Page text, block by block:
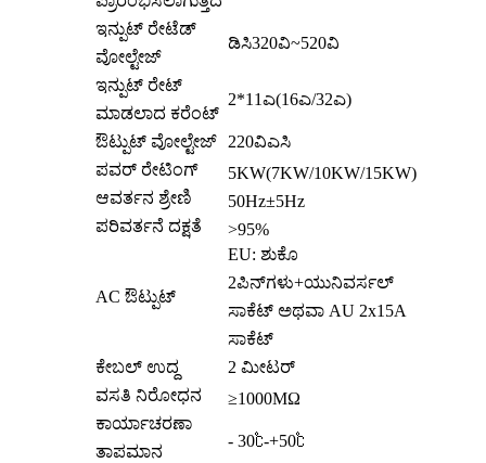
ಇನ್ಪುಟ್ ರೇಟೆಡ್
ವೋಲ್ಟೇಜ್
ಡಿಸಿ320ವಿ~520ವಿ
ಇನ್ಪುಟ್ ರೇಟ್
ಮಾಡಲಾದ ಕರೆಂಟ್
2*11ಎ(16ಎ/32ಎ)
ಔಟ್ಪುಟ್ ವೋಲ್ಟೇಜ್
220ವಿಎಸಿ
ಪವರ್ ರೇಟಿಂಗ್
5KW(7KW/10KW/15KW)
ಆವರ್ತನ ಶ್ರೇಣಿ
50Hz±5Hz
ಪರಿವರ್ತನೆ ದಕ್ಷತೆ
>95%
AC ಔಟ್ಪುಟ್
EU: ಶುಕೊ
2ಪಿನ್‌ಗಳು+ಯುನಿವರ್ಸಲ್
ಸಾಕೆಟ್ ಅಥವಾ AU 2x15A
ಸಾಕೆಟ್
ಕೇಬಲ್ ಉದ್ದ
2 ಮೀಟರ್
ವಸತಿ ನಿರೋಧನ
≥1000MΩ
ಕಾರ್ಯಾಚರಣಾ
ತಾಪಮಾನ
- 30℃-+50℃